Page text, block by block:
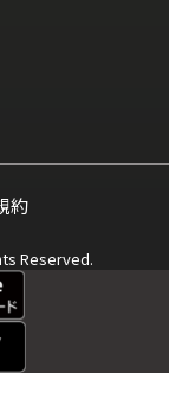
約
Reserved.